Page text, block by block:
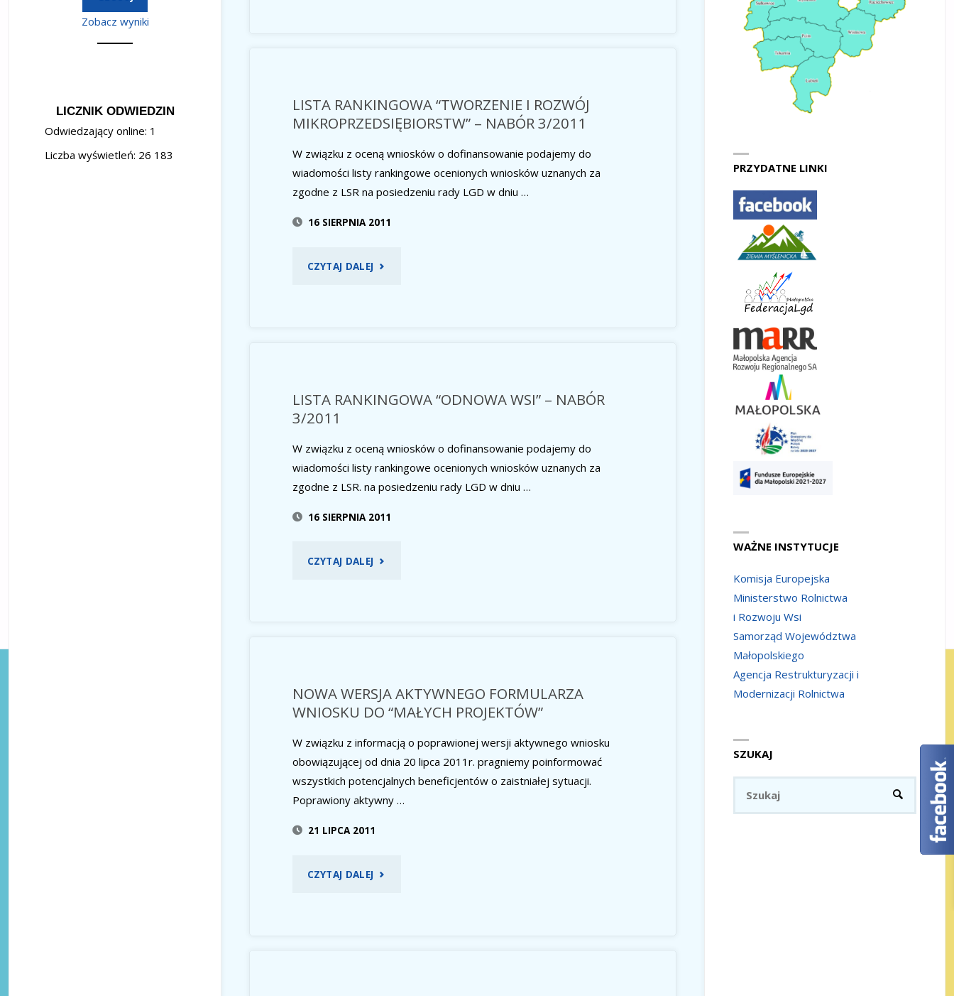
NABÓR
3/2011"
LISTA RANKINGOWA “TWORZENIE I ROZWÓJ
MIKROPRZEDSIĘBIORSTW” – NABÓR 3/2011
W związku z oceną wniosków o dofinansowanie podajemy do
wiadomości listy rankingowe ocenionych wniosków uznanych za
zgodne z LSR na posiedzeniu rady LGD w dniu …
16 SIERPNIA 2011
CZYTAJ DALEJ "LISTA
–
NABÓR
3/2011"
LISTA RANKINGOWA “ODNOWA WSI” – NABÓR
3/2011
W związku z oceną wniosków o dofinansowanie podajemy do
wiadomości listy rankingowe ocenionych wniosków uznanych za
zgodne z LSR. na posiedzeniu rady LGD w dniu …
16 SIERPNIA 2011
CZYTAJ DALEJ "LISTA
NABÓR
3/2011"
NOWA WERSJA AKTYWNEGO FORMULARZA
WNIOSKU DO “MAŁYCH PROJEKTÓW”
W związku z informacją o poprawionej wersji aktywnego wniosku
obowiązującej od dnia 20 lipca 2011r. pragniemy poinformować
wszystkich potencjalnych beneficjentów o zaistniałej sytuacji.
Poprawiony aktywny …
21 LIPCA 2011
CZYTAJ DALEJ "NOWA
Zobacz wyniki
LICZNIK ODWIEDZIN
Odwiedzający online: 1
Liczba wyświetleń: 26 183
PRZYDATNE LINKI
WAŻNE INSTYTUCJE
Komisja Europejska
Ministerstwo Rolnictwa
i Rozwoju Wsi
Samorząd Województwa
Małopolskiego
Agencja Restrukturyzacji i
Modernizacji Rolnictwa
SZUKAJ
Szukaj:
SZUKAJ